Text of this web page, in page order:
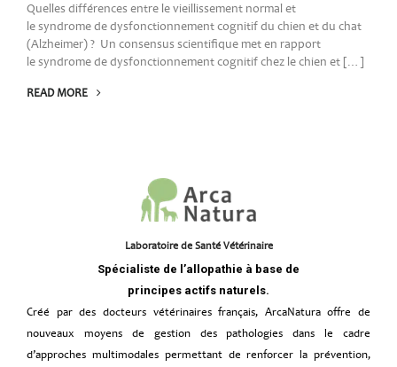
Quelles différences entre le vieillissement normal et
le syndrome de dysfonctionnement cognitif du chien et du chat
(Alzheimer) ? Un consensus scientifique met en rapport
le syndrome de dysfonctionnement cognitif chez le chien et […]
READ MORE
Laboratoire de Santé Vétérinaire
Spécialiste de l’allopathie à base de
principes actifs naturels.
Créé par des docteurs vétérinaires français, ArcaNatura offre de
nouveaux moyens de gestion des pathologies dans le cadre
d’approches multimodales permettant de renforcer la prévention,